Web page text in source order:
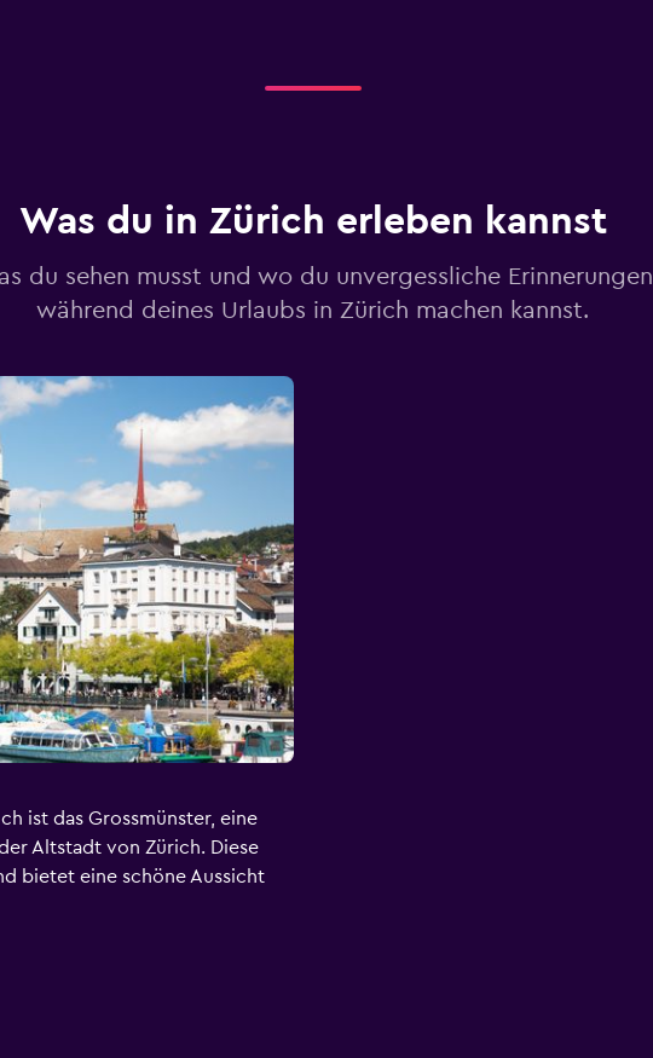
Was du in Zürich erleben kannst
du sehen musst und wo du unvergessliche Erinnerungen
während deines Urlaubs in Zürich machen kannst.
ist das Grossmünster, eine
Altstadt von Zürich. Diese
bietet eine schöne Aussicht